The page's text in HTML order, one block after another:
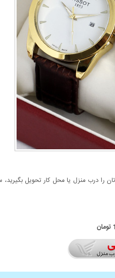
درب منزل یا محل کار تحویل بگیرید،
تومان